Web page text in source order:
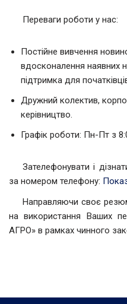
Переваги роботи у нас:
Постійне вивчення
вдосконалення наявних
підтримка для
Дружний колектив,
керівництво.
Графік роботи: Пн-Пт з
Зателефонувати і
за номером телефону:
Направляючи своє
на використання Ваших
АГРО» в рамках чинного